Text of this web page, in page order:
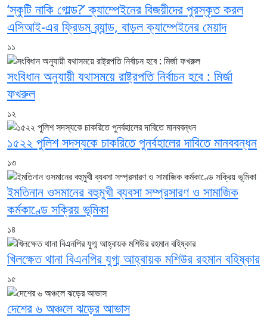
‘স্কুটি নাকি গোল্ড?’ ক্যাম্পেইনের বিজয়ীদের পুরস্কৃত করল
এসিআই-এর ফ্রিডম ব্র্যান্ড, বাড়ল ক্যাম্পেইনের মেয়াদ
১১
সংবিধান অনুযায়ী যথাসময়ে রাষ্ট্রপতি নির্বাচন হবে : মির্জা
ফখরুল
১২
১৫২২ পুলিশ সদস্যকে চাকরিতে পুনর্বহালের দাবিতে মানববন্ধন
১৩
ইমতিনান ওসমানের বহুমুখী ব্যবসা সম্প্রসারণ ও সামাজিক
কর্মকাণ্ডে সক্রিয় ভূমিকা
১৪
খিলক্ষেত থানা বিএনপির যুগ্ম আহ্বায়ক মশিউর রহমান বহিষ্কার
১৫
দেশের ৬ অঞ্চলে ঝড়ের আভাস